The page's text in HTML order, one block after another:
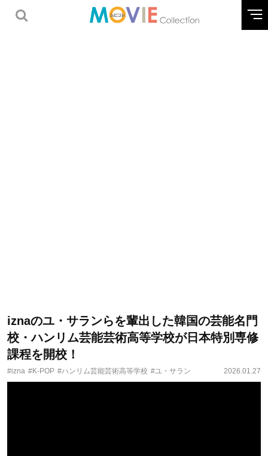
iznaのユ・サランらを輩出した韓国の芸能名門
校・ハンリム芸能芸術高等学校が日本特別専修
課程を開校！
#izna #K-POP #ハンリム芸能芸術高等学校 #ユ・サラン 2026.01.27